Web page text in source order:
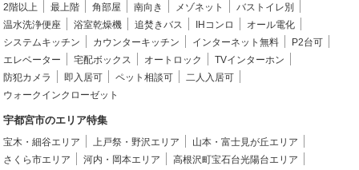
2階以上 最上階 角部屋 南向き メゾネット
バストイレ別
温水洗浄便座
浴室乾燥機 追焚きバス IHコンロ
オール電化
システムキッチン
カウンターキッチン インターネット無料
P2台可
エレベーター
宅配ボックス オートロック
TVインターホン
防犯カメラ
即入居可 ペット相談可
二人入居可
ウォークインクローゼット
宇都宮市のエリア特集
宝木・細谷エリア 上戸祭・野沢エリア
山本・富士見が丘エリア
さくら市エリア
河内・岡本エリア
高根沢町宝石台光陽台エリア